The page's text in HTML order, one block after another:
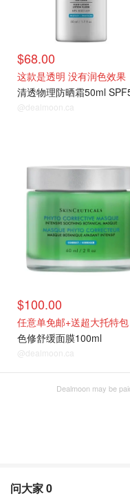
$68.00
这款是透明 没有润色效果
清透物理防晒霜50ml
@dealmoon.ca
$100.00
任意单免邮+送超大托特包
色修舒缓面膜100ml
@dealmoon.ca
Dealmoon may be
问大家0